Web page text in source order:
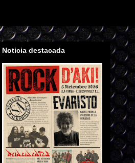
Noticia destacada